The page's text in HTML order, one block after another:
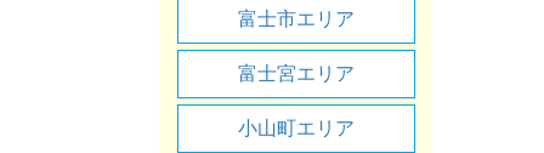
富士市エリア
富士宮エリア
小山町エリア